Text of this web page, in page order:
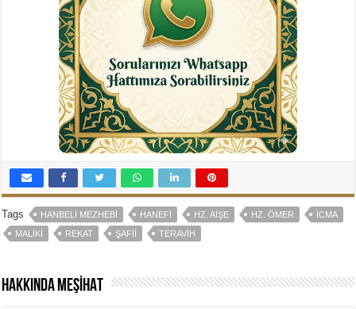
Tags HANBELI MEZHEBI HANEFI HZ. AIŞE HZ. ÖMER
İCMA
MALIKI
REKAT ŞAFII TERAVIH
Hakkında MEŞİHAT